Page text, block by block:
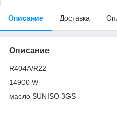
Описание Доставка
Описание
R404A/R22
14900 W
масло SUNISO 3GS